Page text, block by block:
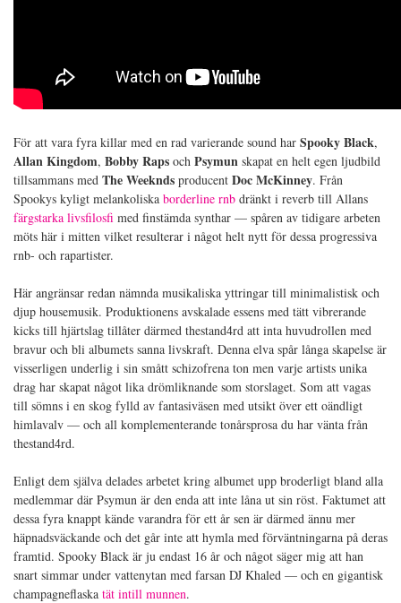
För att vara fyra killar med en rad varierande sound har Spooky Black,
Allan Kingdom, Bobby Raps och Psymun skapat en helt egen ljudbild
tillsammans med The Weeknds producent Doc McKinney. Från
Spookys kyligt melankoliska borderline rnb dränkt i reverb till Allans
färgstarka livsfilosfi med finstämda synthar — spåren av tidigare arbeten
möts här i mitten vilket resulterar i något helt nytt för dessa progressiva
rnb- och rapartister.
Här angränsar redan nämnda musikaliska yttringar till minimalistisk och
djup housemusik. Produktionens avskalade essens med tätt vibrerande
kicks till hjärtslag tillåter därmed thestand4rd att inta huvudrollen med
bravur och bli albumets sanna livskraft. Denna elva spår långa skapelse är
visserligen underlig i sin smått schizofrena ton men varje artists unika
drag har skapat något lika drömliknande som storslaget. Som att vagas
till sömns i en skog fylld av fantasiväsen med utsikt över ett oändligt
himlavalv — och all komplementerande tonårsprosa du har vänta från
thestand4rd.
Enligt dem själva delades arbetet kring albumet upp broderligt bland alla
medlemmar där Psymun är den enda att inte låna ut sin röst. Faktumet att
dessa fyra knappt kände varandra för ett år sen är därmed ännu mer
häpnadsväckande och det går inte att hymla med förväntningarna på deras
framtid. Spooky Black är ju endast 16 år och något säger mig att han
snart simmar under vattenytan med farsan DJ Khaled — och en gigantisk
champagneflaska tät intill munnen.